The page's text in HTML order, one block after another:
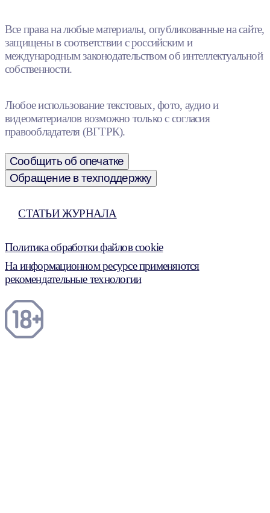
Все права на любые материалы, опубликованные на сайте,
защищены в соответствии с российским и
международным законодательством об интеллектуальной
собственности.
Любое использование текстовых, фото, аудио и
видеоматериалов возможно только с согласия
правообладателя (ВГТРК).
Сообщить об опечатке
Обращение в техподдержку
СТАТЬИ ЖУРНАЛА
Политика обработки файлов cookie
На информационном ресурсе применяются
рекомендательные технологии